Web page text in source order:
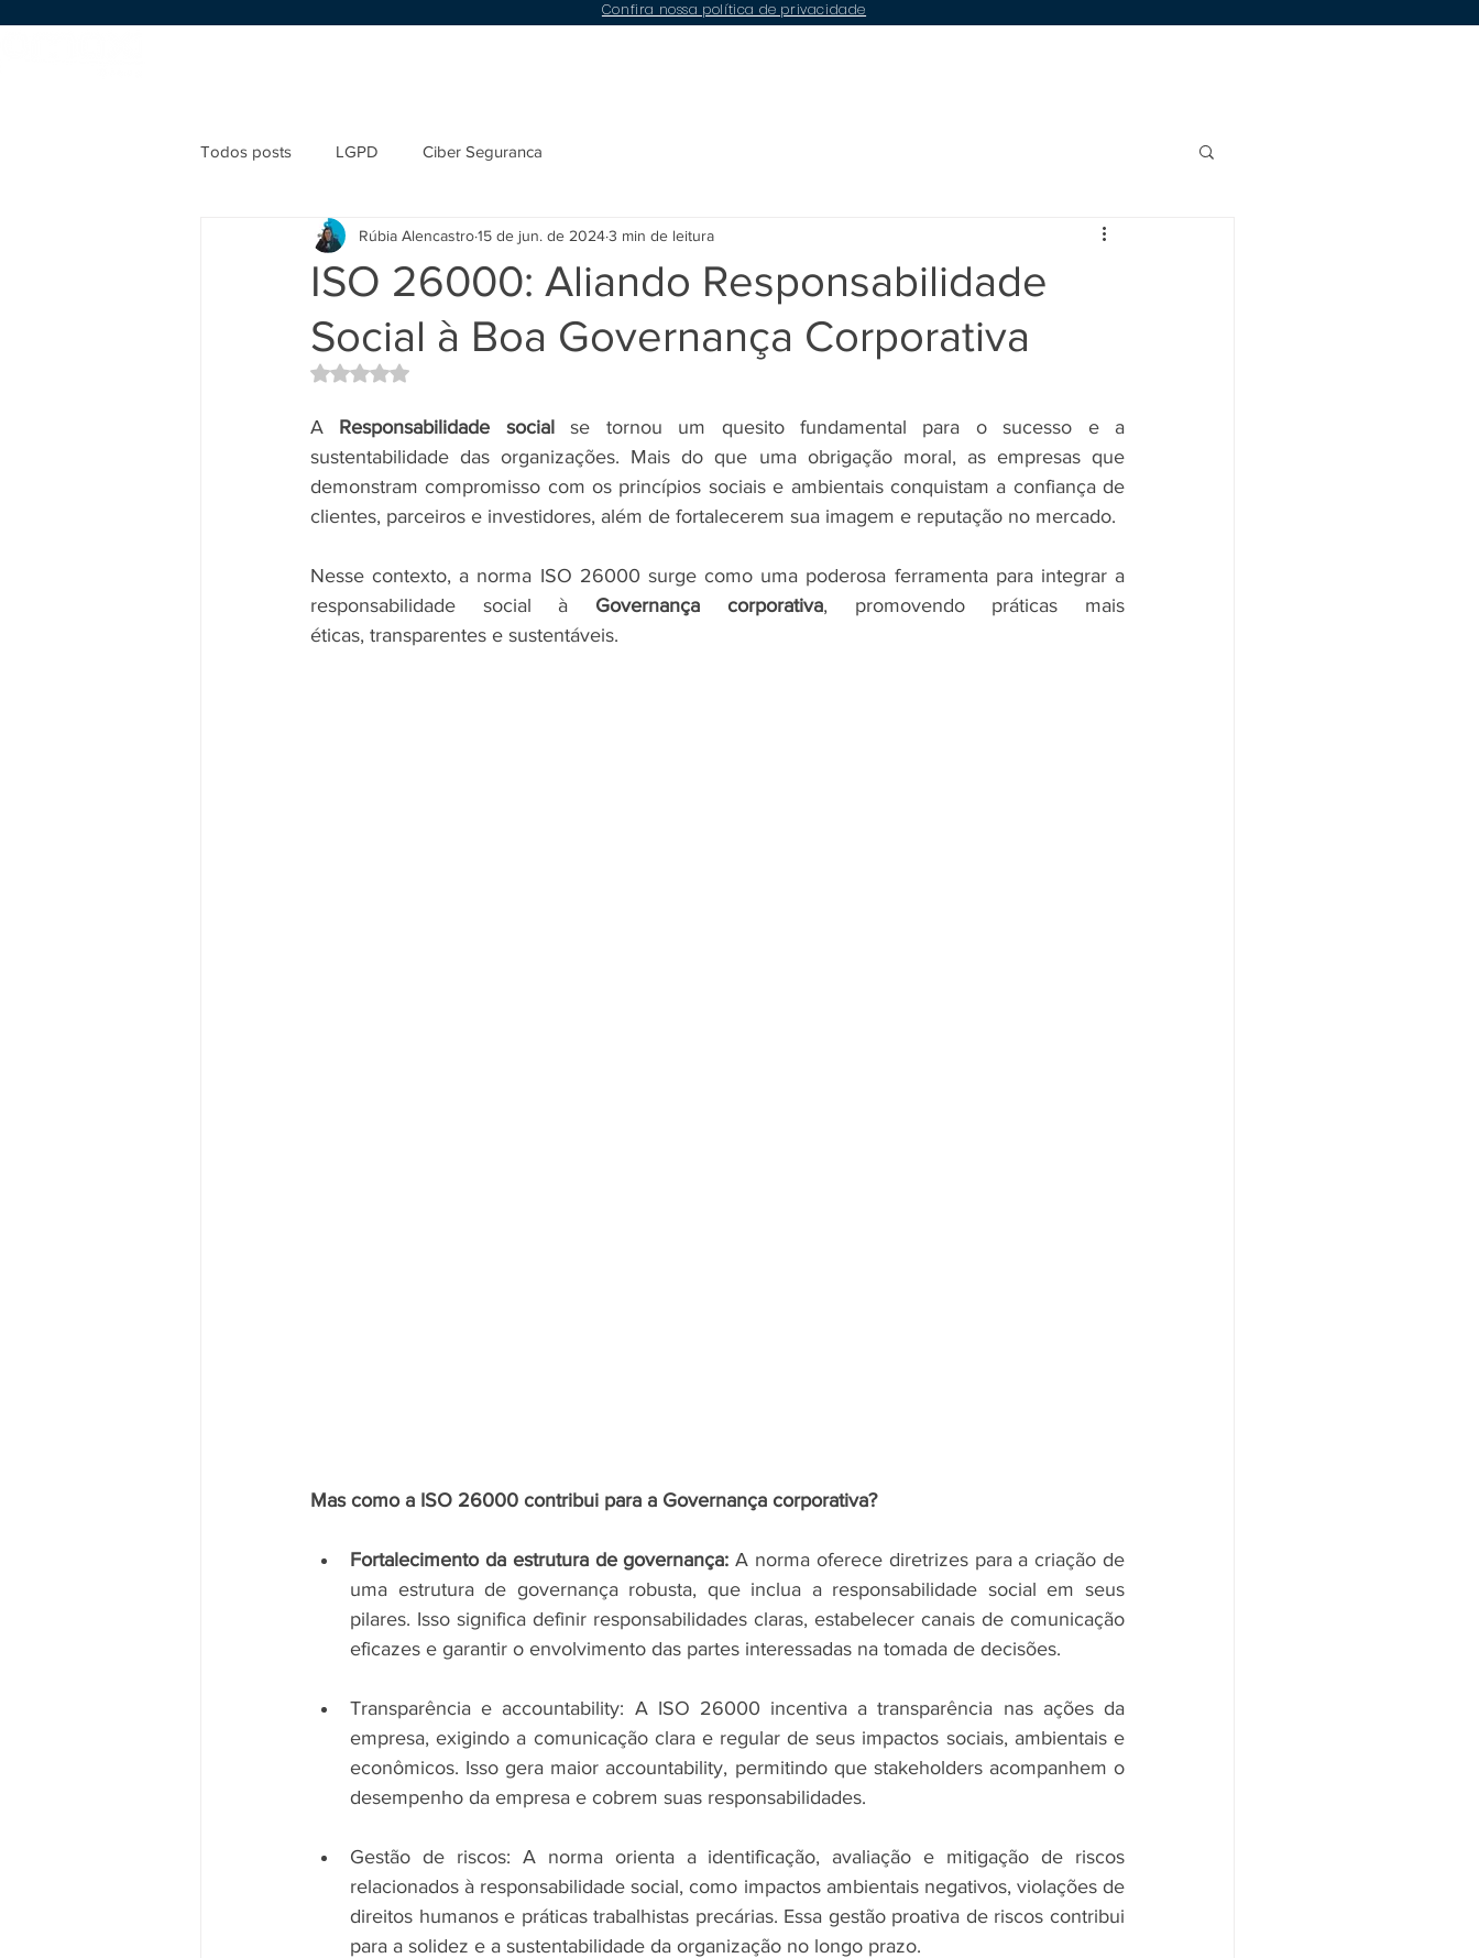
Confira nossa política de privacidade
Todos posts LGPD Ciber Seguranca
ISO 26000: Aliando Responsabilidade
Social à Boa Governança Corporativa
Rúbia Alencastro15 de jun. de 20243 min de leitura
Avaliado com NaN de 5 estrelas.
A Responsabilidade social se tornou um quesito fundamental para o sucesso e a
sustentabilidade das organizações. Mais do que uma obrigação moral, as empresas que
demonstram compromisso com os princípios sociais e ambientais conquistam a confiança de
clientes, parceiros e investidores, além de fortalecerem sua imagem e reputação no mercado.
Nesse contexto, a norma ISO 26000 surge como uma poderosa ferramenta para integrar a
responsabilidade social à Governança corporativa, promovendo práticas mais
éticas, transparentes e sustentáveis.
Mas como a ISO 26000 contribui para a Governança corporativa?
Fortalecimento da estrutura de governança: A norma oferece diretrizes para a criação de
uma estrutura de governança robusta, que inclua a responsabilidade social em seus
pilares. Isso significa definir responsabilidades claras, estabelecer canais de comunicação
eficazes e garantir o envolvimento das partes interessadas na tomada de decisões.
Transparência e accountability: A ISO 26000 incentiva a transparência nas ações da
empresa, exigindo a comunicação clara e regular de seus impactos sociais, ambientais e
econômicos. Isso gera maior accountability, permitindo que stakeholders acompanhem o
desempenho da empresa e cobrem suas responsabilidades.
Gestão de riscos: A norma orienta a identificação, avaliação e mitigação de riscos
relacionados à responsabilidade social, como impactos ambientais negativos, violações de
direitos humanos e práticas trabalhistas precárias. Essa gestão proativa de riscos contribui
para a solidez e a sustentabilidade da organização no longo prazo.